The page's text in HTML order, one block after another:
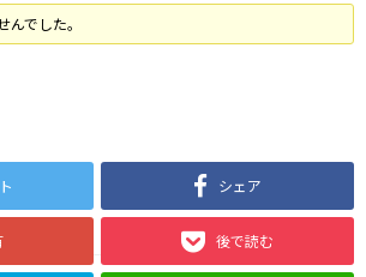
でした。
シェア
後で読む